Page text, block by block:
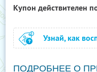
Купон действителен
Узнай, как
ПОДРОБНЕЕ О